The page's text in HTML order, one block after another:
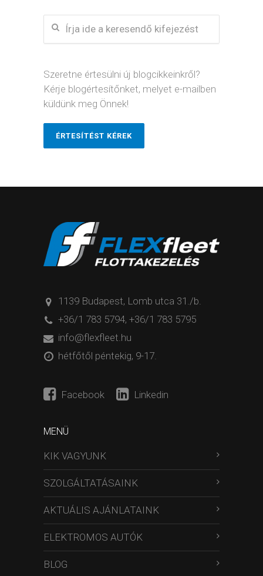
Szeretne értesülni új blogcikkeinkről?
Kérje blogértesítőnket, melyet e-mailben
küldünk meg Önnek!
ÉRTESÍTÉST KÉREK
1139 Budapest, Lomb utca 31./b.
+36/1 783 5794, +36/1 783 5795
info@flexfleet.hu
hétfőtől péntekig, 9-17.
Facebook Linkedin
MENÜ
KIK VAGYUNK
SZOLGÁLTATÁSAINK
AKTUÁLIS AJÁNLATAINK
ELEKTROMOS AUTÓK
BLOG